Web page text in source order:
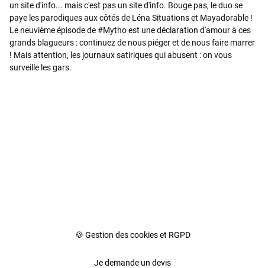
un site d'info... mais c'est pas un site d'info. Bouge pas, le duo se
paye les parodiques aux côtés de Léna Situations et Mayadorable !
Le neuvième épisode de #Mytho est une déclaration d'amour à ces
grands blagueurs : continuez de nous piéger et de nous faire marrer
! Mais attention, les journaux satiriques qui abusent : on vous
surveille les gars.
🍪 Gestion des cookies et RGPD
Je demande un devis